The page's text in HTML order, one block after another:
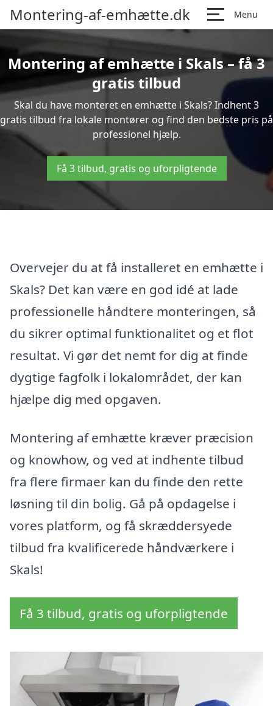
Montering-af-emhætte.dk Menu
Montering af emhætte i Skals – få 3
gratis tilbud
Skal du have monteret en emhætte i Skals? Indhent 3
gratis tilbud fra lokale montører og find den bedste pris på
professionel hjælp.
Få 3 tilbud, gratis og uforpligtende
Overvejer du at få installeret en emhætte i
Skals? Det kan være en god idé at lade
professionelle håndtere monteringen, så
du sikrer optimal funktionalitet og et flot
resultat. Vi gør det nemt for dig at finde
dygtige fagfolk i lokalområdet, der kan
hjælpe dig med opgaven.
Montering af emhætte kræver præcision
og knowhow, og ved at indhente tilbud
fra flere firmaer kan du finde den rette
løsning til din bolig. Gå på opdagelse i
vores platform, og få skræddersyede
tilbud fra kvalificerede håndværkere i
Skals!
Få 3 tilbud, gratis og uforpligtende